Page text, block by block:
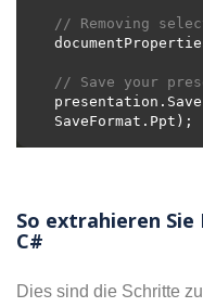
// Removing
// Save your
So extrahieren
C#
Dies sind die Schritte